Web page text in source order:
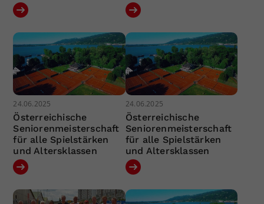
24.06.2025
Österreichische
Seniorenmeisterschaft
für alle Spielstärken
und Altersklassen
24.06.2025
Österreichische
Seniorenmeisterschaft
für alle Spielstärken
und Altersklassen